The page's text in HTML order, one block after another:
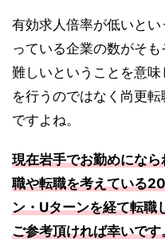
有効求人倍率が低いと
っている企業の数がそ
難しいということを意
を行うのではなく尚更
ですよね。
現在岩手でお勤めにな
職や転職を考えている
ン・Uターンを経て転職
ご参考頂ければ幸いです